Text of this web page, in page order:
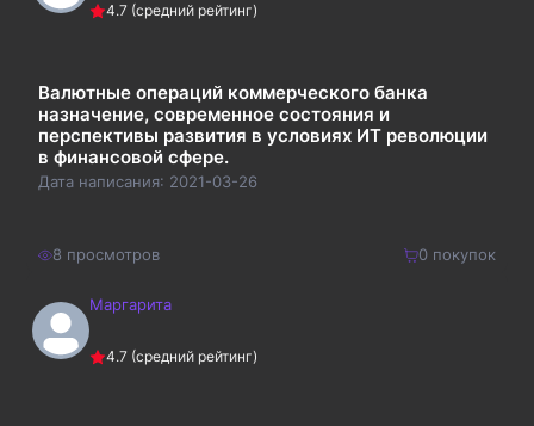
4.7 (средний рейтинг)
Валютные операций коммерческого банка
назначение, современное состояния и
перспективы развития в условиях ИТ революции
в финансовой сфере.
Дата написания: 2021-03-26
8 просмотров 0покупок
200 ₽
Маргарита
4.7 (средний рейтинг)